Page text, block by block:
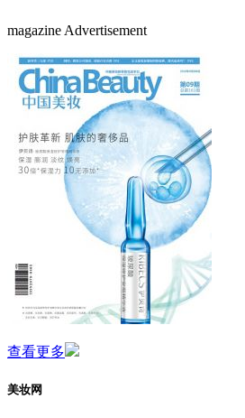
magazine Advertisement
查看更多
美妆网